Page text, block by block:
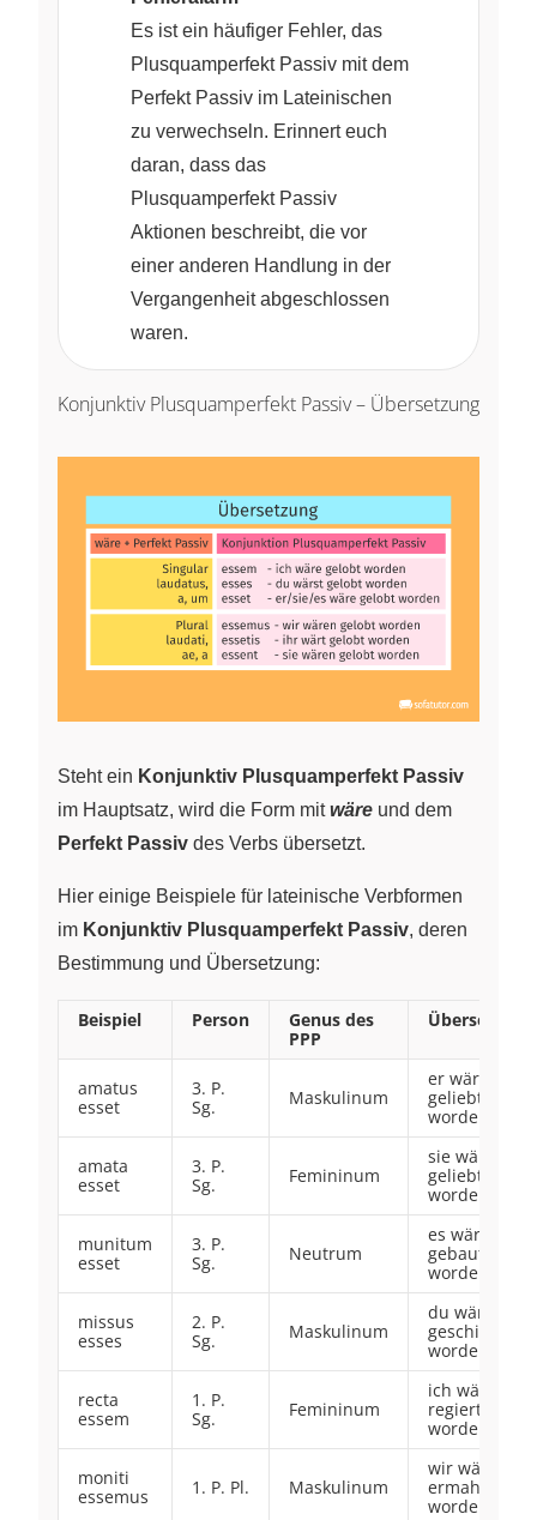
Es ist ein häufiger Fehler, das
Plusquamperfekt Passiv mit dem
Perfekt Passiv im Lateinischen
zu verwechseln. Erinnert euch
daran, dass das
Plusquamperfekt Passiv
Aktionen beschreibt, die vor
einer anderen Handlung in der
Vergangenheit abgeschlossen
waren.
Konjunktiv Plusquamperfekt Passiv – Übersetzung
Steht ein Konjunktiv Plusquamperfekt Passiv
im Hauptsatz, wird die Form mitwäre und dem
Perfekt Passiv des Verbs übersetzt.
Hier einige Beispiele für lateinische Verbformen
im Konjunktiv Plusquamperfekt Passiv, deren
Bestimmung und Übersetzung:
Beispiel Person
Genus des
PPP
Übersetzung
amatus
esset
3. P.
Sg.
Maskulinum
er wäre
geliebt
worden
amata
esset
3. P.
Sg.
Femininum
sie wäre
geliebt
worden
munitum
esset
3. P.
Sg.
Neutrum
es wäre
gebaut
worden
missus
esses
2. P.
Sg.
Maskulinum
du wärst
geschickt
worden
recta
essem
1. P.
Sg.
Femininum
ich wäre
regiert
worden
moniti
essemus
1. P. Pl. Maskulinum
wir wären
ermahnt
worden